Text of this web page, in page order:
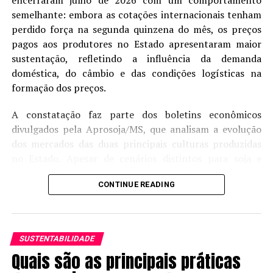
Foto: Paula Barcelos Simões de Oliveira Lima, fonte: Czepak et al.
Com relação aos impactos da praga, pesquisas
demonstram que a cada ponto percentual da haste
injuriada, há a redução de 0,18 cm na estatura e de 0,11
semelhante: embora as cotações internacionais tenham
perdido força na segunda quinzena do mês, os preços
pagos aos produtores no Estado apresentaram maior
sustentação, refletindo a influência da demanda
doméstica, do câmbio e das condições logísticas na
formação dos preços.
A constatação faz parte dos boletins econômicos
divulgados pela Aprosoja/MS, que analisam a evolução
dos mercados das duas principais culturas produzidas
milho, ambos registraram desempenho superior ao
observado na Bolsa de Chicago (CBOT) durante o
Na soja, o preço médio disponível alcançou R$ 119,90
por saca em julho, alta de 2,75% em relação ao mesmo
mês de 2025. O mercado foi favorecido pela retomada
CONTINUE READING
SUSTENTABILIDADE
Quais são as principais práticas